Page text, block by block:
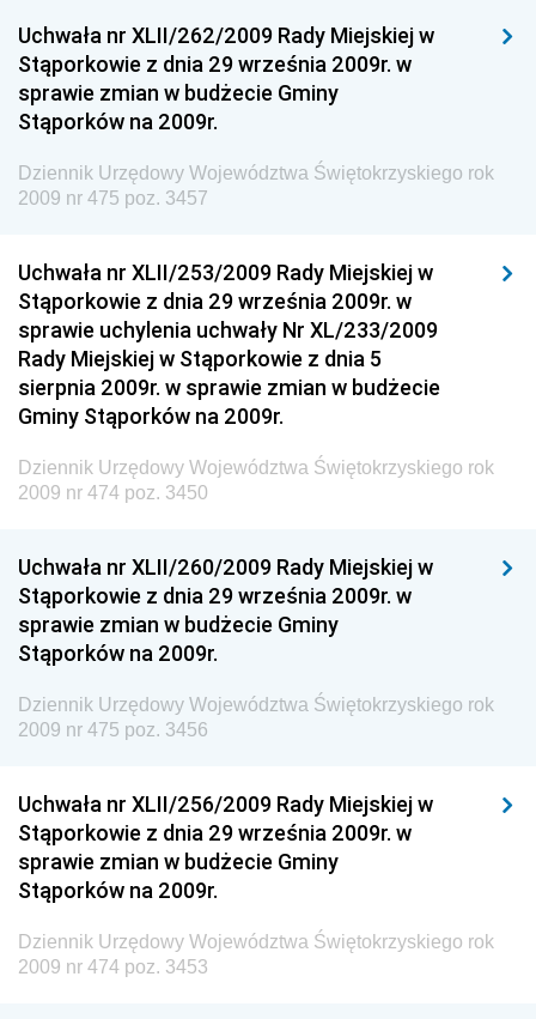
Dziennik Urzędowy Ministra Kultury, Dziedzictwa
Narodowego i Sportu
Dziennik Urzędowy Ministra Rodziny i Polityki
Społecznej
Dziennik Urzędowy Komendy Głównej Straży
Granicznej
Drogowego
Dziennik Urzędowy Narodowego Banku Polskiego
Dziennik Urzędowy Komendy Głównej Policji
Dziennik Urzędowy Ministra Pracy i Polityki
Społecznej
Dziennik Urzędowy Ministra Transportu, Budownictwa
i Gospodarki Morskiej
Dziennik Urzędowy Ministra Spraw Zagranicznych
Dziennik Urzędowy Centralnego Biura
Antykorupcyjnego
Wewnętrznego
Dziennik Urzędowy Urzędu Patentowego
Dziennik Urzędowy Generalnej Dyrekcji Dróg
Krajowych i Autostrad
Dziennik Urzędowy Ministra Środowiska
Dziennik Urzędowy Ministra Edukacji
Uchwała nr XLII/262/2009 Rady Miejskiej w
Stąporkowie z dnia 29 września 2009r. w
sprawie zmian w budżecie Gminy
Stąporków na 2009r.
Dziennik Urzędowy Województwa Świętokrzyskiego rok
2009 nr 475 poz. 3457
Uchwała nr XLII/253/2009 Rady Miejskiej w
Stąporkowie z dnia 29 września 2009r. w
sprawie uchylenia uchwały Nr XL/233/2009
Rady Miejskiej w Stąporkowie z dnia 5
sierpnia 2009r. w sprawie zmian w budżecie
Gminy Stąporków na 2009r.
Dziennik Urzędowy Województwa Świętokrzyskiego rok
2009 nr 474 poz. 3450
Uchwała nr XLII/260/2009 Rady Miejskiej w
Stąporkowie z dnia 29 września 2009r. w
sprawie zmian w budżecie Gminy
Stąporków na 2009r.
Dziennik Urzędowy Województwa Świętokrzyskiego rok
2009 nr 475 poz. 3456
Uchwała nr XLII/256/2009 Rady Miejskiej w
Stąporkowie z dnia 29 września 2009r. w
sprawie zmian w budżecie Gminy
Stąporków na 2009r.
Dziennik Urzędowy Województwa Świętokrzyskiego rok
2009 nr 474 poz. 3453